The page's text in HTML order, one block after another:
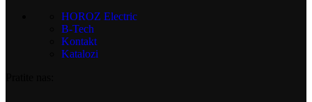
HOROZ Electric
B-Tech
Kontakt
Katalozi